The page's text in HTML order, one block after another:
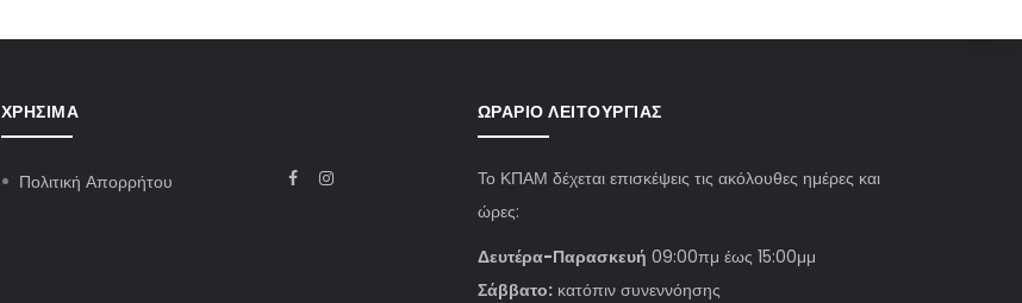
ΧΡΉΣΙΜΑ
Πολιτική Απορρήτου
ΩΡΆΡΙΟ ΛΕΙΤΟΥΡΓΊΑΣ
Το ΚΠΑΜ δέχεται επισκέψεις τις ακόλουθες ημέρες και
ώρες:
Δευτέρα-Παρασκευή 09:00πμ έως 15:00μμ
Σάββατο:κατόπιν συνεννόησης